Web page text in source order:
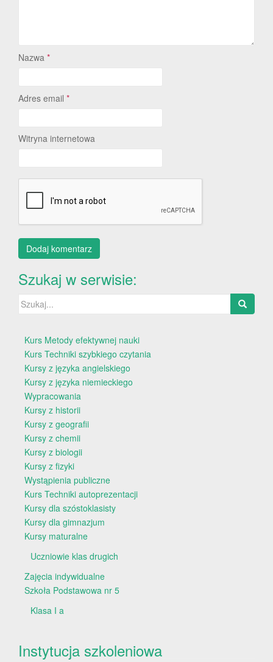
Nazwa *
Adres email *
Witryna internetowa
Szukaj w serwisie:
Szukaj:
Kurs Metody efektywnej nauki
Kurs Techniki szybkiego czytania
Kursy z języka angielskiego
Kursy z języka niemieckiego
Wypracowania
Kursy z historii
Kursy z geografii
Kursy z chemii
Kursy z biologii
Kursy z fizyki
Wystąpienia publiczne
Kurs Techniki autoprezentacji
Kursy dla szóstoklasisty
Kursy dla gimnazjum
Kursy maturalne
Uczniowie klas drugich
Zajęcia indywidualne
Szkoła Podstawowa nr 5
Klasa I a
Instytucja szkoleniowa